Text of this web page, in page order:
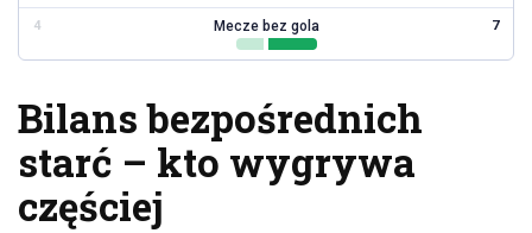
4 Mecze bez gola 7
Bilans bezpośrednich
starć – kto wygrywa
częściej